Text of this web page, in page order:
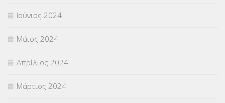
Ιούνιος 2024
Μάιος 2024
Απρίλιος 2024
Μάρτιος 2024